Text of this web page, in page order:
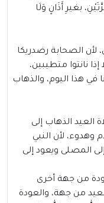
بغيرِ أَذَانٍ وَلَا
لأن الصحابة رضدريكا
نانتوا متطيبين،
هذا اليوم، والذهاب
العيد الذهاب إلى
وهدوء، لأن النبي
المصلى ويعود إلى
من جهة أخرى
من جهة، والعودة